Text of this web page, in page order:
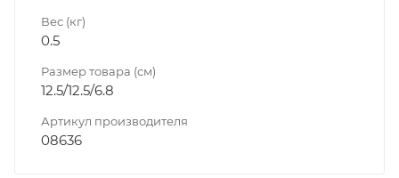
Вес (кг)
0.5
Размер товара (см)
12.5/12.5/6.8
Артикул производителя
08636